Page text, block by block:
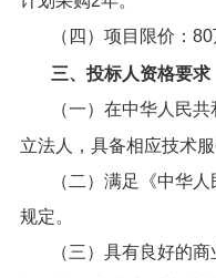
（四）项目限价：
三、投标人资格要求
（一）在中华人民
立法人，具备相应技术服
（二）满足《中华
规定。
（三）具有良好的